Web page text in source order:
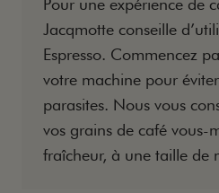
Pour une expérience de
Jacqmotte conseille
Espresso. Commencez
votre machine pour
parasites. Nous vous
vos grains de café vous-
fraîcheur, à une taille de